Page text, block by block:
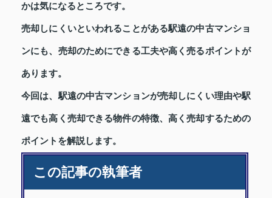
かは気になるところです。
売却しにくいといわれることがある駅遠の中古マンショ
ンにも、売却のためにできる工夫や高く売るポイントが
あります。
今回は、駅遠の中古マンションが売却しにくい理由や駅
遠でも高く売却できる物件の特徴、高く売却するための
ポイントを解説します。
この記事の執筆者